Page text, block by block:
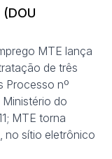
MTE lança
de três
Processo nº
do
MTE torna
no sítio eletrônico